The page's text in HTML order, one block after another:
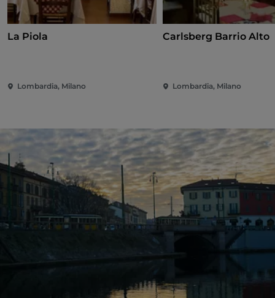
La Piola
Lombardia, Milano
Carlsberg Barrio Alto
Lombardia, Milano